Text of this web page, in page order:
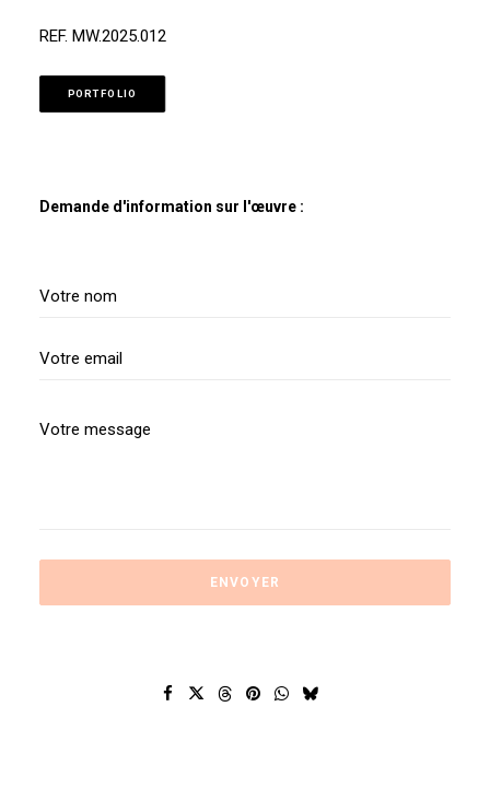
REF. MW.2025.012
PORTFOLIO
Demande d'information sur l'œuvre :